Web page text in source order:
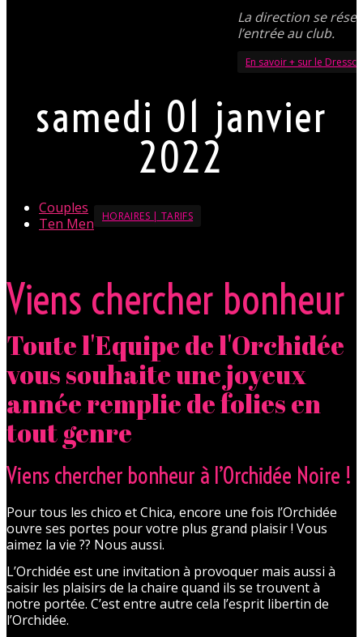
La direction se
l’entrée au club.
En savoir + sur le
samedi 01 janvier
2022
Couples
Ten Men
HORAIRES | TARIFS
Viens chercher bonheur
Toute l'Equipe de l'Orchidée
vous souhaite une joyeux
année remplie de folies en
tout genre
Viens chercher bonheur à l’Orchidée Noire !
Pour tous les chico et Chica, encore une fois l’Orchidée
ouvre ses portes pour votre plus grand plaisir ! Vous
aimez la vie ?? Nous aussi.
L’Orchidée est une invitation à provoquer mais aussi à
saisir les plaisirs de la chaire quand ils se trouvent à
notre portée. C’est entre autre cela l’esprit libertin de
l’Orchidée.